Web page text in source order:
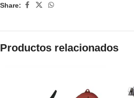
Share:
Productos relacionados